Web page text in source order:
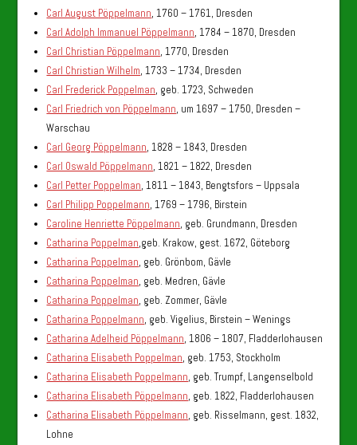
Carl August Pöppelmann, 1760 – 1761, Dresden
Carl Adolph Immanuel Pöppelmann, 1784 – 1870, Dresden
Carl Christian Pöppelmann, 1770, Dresden
Carl Christian Wilhelm, 1733 – 1734, Dresden
Carl Frederick Poppelman, geb. 1723, Schweden
Carl Friedrich von Pöppelmann, um 1697 – 1750, Dresden –
Warschau
Carl Georg Pöppelmann, 1828 – 1843, Dresden
Carl Oswald Pöppelmann, 1821 – 1822, Dresden
Carl Petter Poppelman, 1811 – 1843, Bengtsfors – Uppsala
Carl Philipp Poppelmann, 1769 – 1796, Birstein
Caroline Henriette Pöppelmann, geb. Grundmann, Dresden
Catharina Poppelman,geb. Krakow, gest. 1672, Göteborg
Catharina Poppelman, geb. Grönbom, Gävle
Catharina Poppelman, geb. Medren, Gävle
Catharina Poppelman, geb. Zommer, Gävle
Catharina Poppelmann, geb. Vigelius, Birstein – Wenings
Catharina Adelheid Pöppelmann, 1806 – 1807, Fladderlohausen
Catharina Elisabeth Poppelman, geb. 1753, Stockholm
Catharina Elisabeth Poppelmann, geb. Trumpf, Langenselbold
Catharina Elisabeth Pöppelmann, geb. 1822, Fladderlohausen
Catharina Elisabeth Pöppelmann, geb. Risselmann, gest. 1832,
Lohne